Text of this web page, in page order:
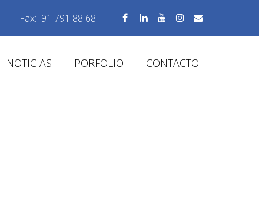
Fax: 91 791 88 68
NOTICIAS PORFOLIO CONTACTO